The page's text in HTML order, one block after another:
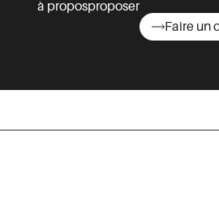
à proposproposer
Faire un